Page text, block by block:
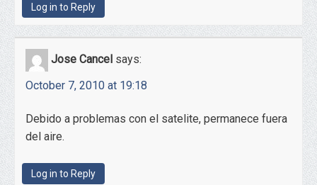
Log in to Reply
Jose Cancel says:
October 7, 2010 at 19:18
Debido a problemas con el satelite, permanece fuera
del aire.
Log in to Reply